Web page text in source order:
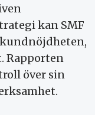
kan SMF
Rapporten
över sin